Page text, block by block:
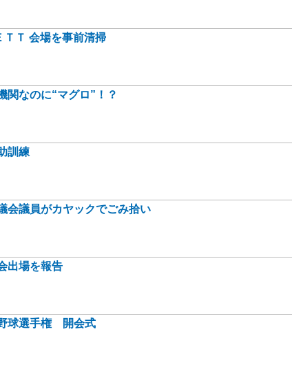
Ｔ 会場を事前清掃
なのに“マグロ”！？
訓練
議員がカヤックでごみ拾い
出場を報告
球選手権 開会式